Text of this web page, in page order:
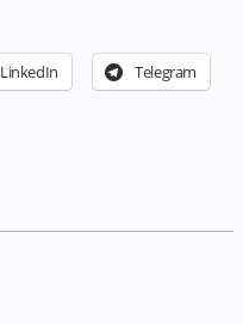
LinkedIn Telegram